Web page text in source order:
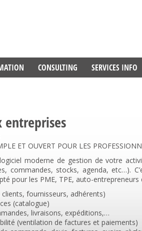
CONSULTING SERVICES INFO
entreprises
ET OUVERT POUR LES
moderne de gestion de votre
commandes, stocks, agenda, etc…).
pour les PME, TPE, auto-entrepreneurs
fournisseurs, adhérents)
(catalogue)
livraisons, expéditions,…
(ventilation de factures et paiements)